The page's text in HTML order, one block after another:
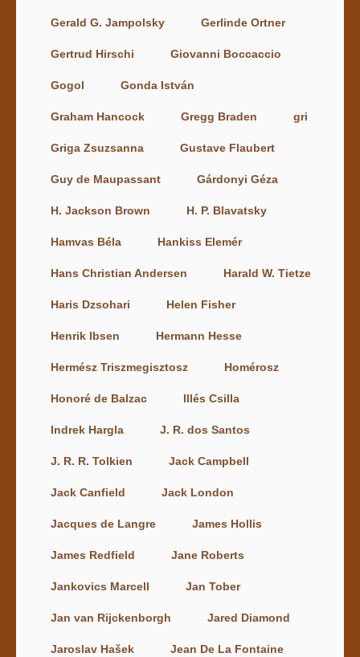
Gerald G. Jampolsky Gerlinde Ortner
Gertrud Hirschi Giovanni Boccaccio
Gogol Gonda István
Graham Hancock Gregg Braden gri
Griga Zsuzsanna Gustave Flaubert
Guy de Maupassant Gárdonyi Géza
H. Jackson Brown H. P. Blavatsky
Hamvas Béla Hankiss Elemér
Hans Christian Andersen Harald W. Tietze
Haris Dzsohari Helen Fisher
Henrik Ibsen Hermann Hesse
Hermész Triszmegisztosz Homérosz
Honoré de Balzac Illés Csilla
Indrek Hargla J. R. dos Santos
J. R. R. Tolkien Jack Campbell
Jack Canfield Jack London
Jacques de Langre James Hollis
James Redfield Jane Roberts
Jankovics Marcell Jan Tober
Jan van Rijckenborgh Jared Diamond
Jaroslav Hašek Jean De La Fontaine